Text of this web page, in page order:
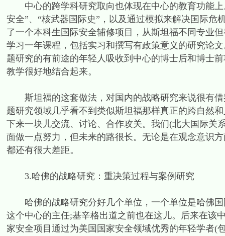
中心的跨学科研究取向也体现在中心的教育功能上
安全”、“核武器国际史”，以及通过模拟来解决国际
了一个本科生国际安全辅修项目，从斯坦福不同专业
学习一年课程，包括实习和撰写有政策意义的研究论
题研究的有前途的年轻人吸收到中心的博士后和博士
教学很好地结合起来。
斯坦福的这套做法，对国内的战略研究来说很有借
题研究领域几乎看不到类似斯坦福那样真正的跨自然
下来一块儿交流、讨论、合作攻关。我们(北大国际关
面做一点努力，但未来的路很长。无论是在观念意识
都还有很大差距。
3.哈佛的战略研究：重决策过程与案例研究
哈佛的战略研究分好几个单位，一个单位是哈佛国
这个中心的主任;基辛格出道之前也在这儿。后来在该
家安全项目通过为美国国家安全领域优秀的年轻学者(